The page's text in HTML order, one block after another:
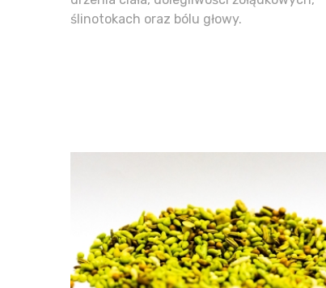
ślinotokach oraz bólu głowy.